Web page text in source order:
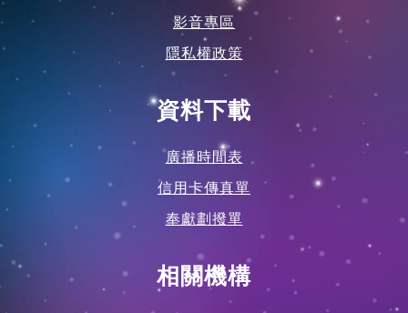
影音專區
隱私權政策
資料下載
廣播時間表
信用卡傳真單
奉獻劃撥單
相關機構